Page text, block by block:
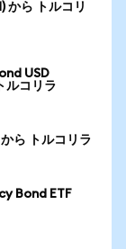
ら トルコリ
USD
ルコリラ
ら トルコリラ
Bond ETF